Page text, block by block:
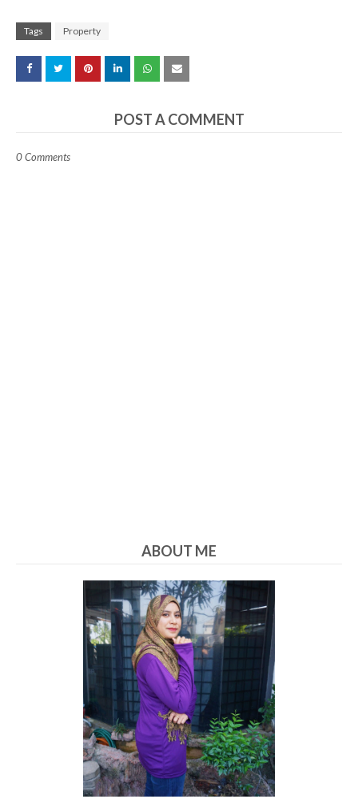
Tags Property
POST A COMMENT
0 Comments
ABOUT ME